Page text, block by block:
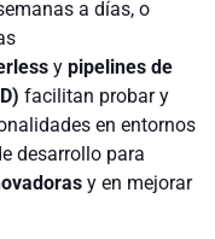
a días, o
y pipelines de
facilitan probar y
en entornos
desarrollo para
y en mejorar